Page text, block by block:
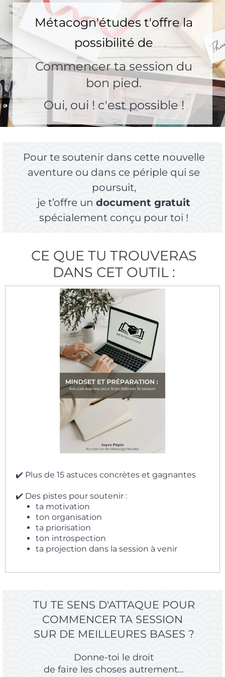
Métacogn'études t'offre la
possibilité de
Commencer ta session du
bon pied.
Oui, oui ! c'est possible !
Pour te soutenir dans cette nouvelle
aventure ou dans ce périple qui se
poursuit,
je t’offre un document gratuit
spécialement conçu pour toi !
CE QUE TU TROUVERAS
DANS CET OUTIL :
✔️ Plus de 15 astuces concrètes et gagnantes
✔️ Des pistes pour soutenir :
ta motivation
ton organisation
ta priorisation
ton introspection
ta projection dans la session à venir
TU TE SENS D'ATTAQUE POUR
COMMENCER TA SESSION
SUR DE MEILLEURES BASES ?
Donne-toi le droit
de faire les choses autrement…